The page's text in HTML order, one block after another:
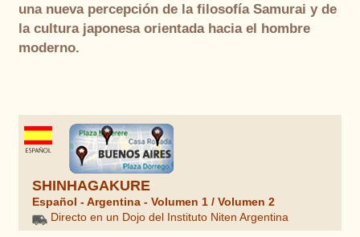
una nueva percepción de la filosofía Samurai y de
la cultura japonesa orientada hacia el hombre
moderno.
SHINHAGAKURE
Español - Argentina - Volumen 1 / Volumen 2
Directo en un Dojo del Instituto Niten Argentina